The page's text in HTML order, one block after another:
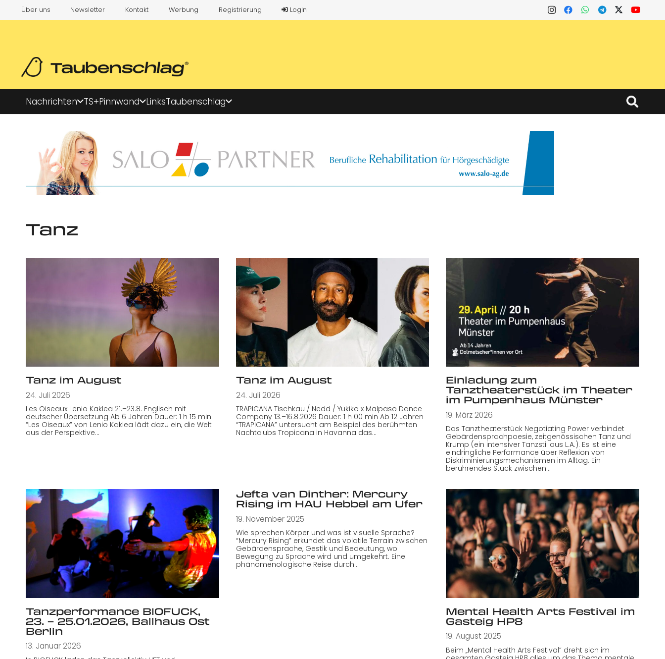
Über uns Newsletter Kontakt Werbung Registrierung LogIn
Nachrichten TS+Pinnwand LinksTaubenschlag
Tanz
Tanz im August
24. Juli 2026
Les Oiseaux Lenio Kaklea 21.–23.8. Englisch mit
deutscher Übersetzung Ab 6 Jahren Dauer: 1 h 15 min
“Les Oiseaux” von Lenio Kaklea lädt dazu ein, die Welt
aus der Perspektive…
Tanz im August
24. Juli 2026
TRAPICANA Tischkau / Nedd / Yukiko x Malpaso Dance
Company 13.–16.8.2026 Dauer: 1 h 00 min Ab 12 Jahren
“TRAPICANA” untersucht am Beispiel des berühmten
Nachtclubs Tropicana in Havanna das…
Einladung zum
Tanztheaterstück im Theater
im Pumpenhaus Münster
19. März 2026
Das Tanztheaterstück Negotiating Power verbindet
Gebärdensprachpoesie, zeitgenössischen Tanz und
Krump (ein intensiver Tanzstil aus L.A.). Es ist eine
eindringliche Performance über Reflexion von
Diskriminierungsmechanismen im Alltag. Ein
berührendes Stück zwischen…
Tanzperformance BIOFUCK,
23. – 25.01.2026, Ballhaus Ost
Berlin
13. Januar 2026
Jefta van Dinther: Mercury
Rising im HAU Hebbel am Ufer
19. November 2025
Wie sprechen Körper und was ist visuelle Sprache?
“Mercury Rising” erkundet das volatile Terrain zwischen
Gebärdensprache, Gestik und Bedeutung, wo
Bewegung zu Sprache wird und umgekehrt. Eine
phänomenologische Reise durch…
Mental Health Arts Festival im
Gasteig HP8
19. August 2025
Beim „Mental Health Arts Festival“ dreht sich im